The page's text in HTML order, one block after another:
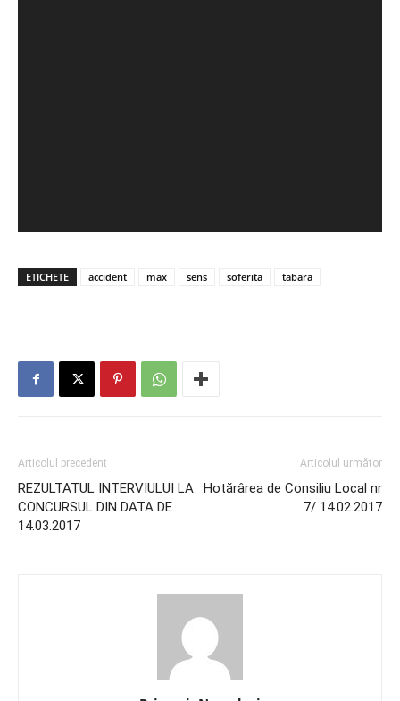
ETICHETE accident max sens soferita tabara
Articolul precedent
REZULTATUL INTERVIULUI LA
CONCURSUL DIN DATA DE
14.03.2017
Articolul următor
Hotărârea de Consiliu Local nr
7/ 14.02.2017